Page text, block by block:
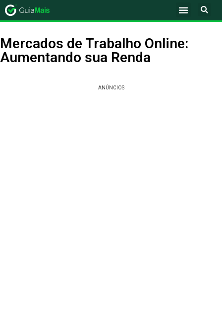
Mercados de Trabalho Online:
Aumentando sua Renda
ANÚNCIOS